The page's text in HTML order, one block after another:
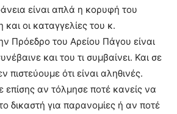
είναι απλά η κορυφή του
οι καταγγελίες του κ.
Πρόεδρο του Αρείου Πάγου είναι
και του τι συμβαίνει. Και σε
πιστεύουμε ότι είναι αληθινές.
αν τόλμησε ποτέ κανείς να
δικαστή για παρανομίες ή αν ποτέ